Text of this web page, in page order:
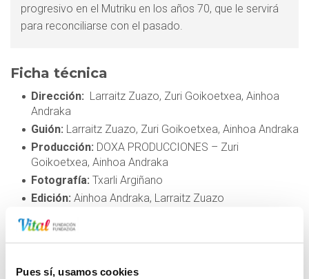
Pues sí, usamos cookies
progresivo en el Mutriku en los años 70, que le servirá
para reconciliarse con el pasado.
Ficha técnica
Dirección: Larraitz Zuazo, Zuri Goikoetxea, Ainhoa
Andraka
Guión: Larraitz Zuazo, Zuri Goikoetxea, Ainhoa Andraka
Producción: DOXA PRODUCCIONES – Zuri
Goikoetxea, Ainhoa Andraka
Fotografía: Txarli Argiñano
Edición: Ainhoa Andraka, Larraitz Zuazo
Música:
Intérpretes:
Galarraga, Eritz Urkiri, Unai Fernández, Peio Bilbao